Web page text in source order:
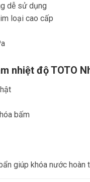
dễ sử dụng
loại cao cấp
nhiệt độ TOTO
bấm
giúp khóa nước hoàn